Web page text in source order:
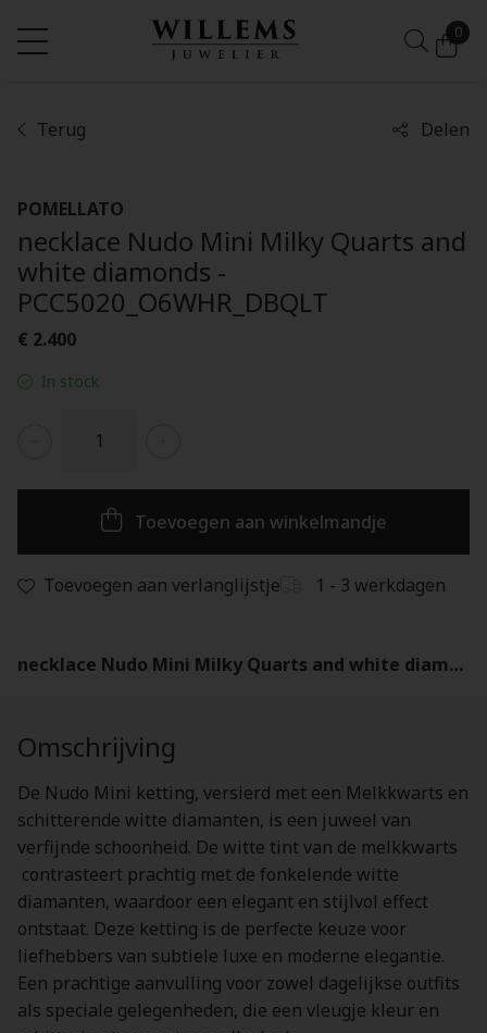
0
Terug Delen
POMELLATO
necklace Nudo Mini Milky Quarts and
white diamonds -
PCC5020_O6WHR_DBQLT
€ 2.400
In stock
Toevoegen aan winkelmandje
Toevoegen aan verlanglijstje 1 - 3 werkdagen
necklace Nudo Mini Milky Quarts and white diamonds - PCC5020_O6WHR_DBQLT
Omschrijving
De Nudo Mini ketting, versierd met een Melkkwarts en
schitterende witte diamanten, is een juweel van
verfijnde schoonheid. De witte tint van de melkkwarts
contrasteert prachtig met de fonkelende witte
diamanten, waardoor een elegant en stijlvol effect
ontstaat. Deze ketting is de perfecte keuze voor
liefhebbers van subtiele luxe en moderne elegantie.
Een prachtige aanvulling voor zowel dagelijkse outfits
als speciale gelegenheden, die een vleugje kleur en